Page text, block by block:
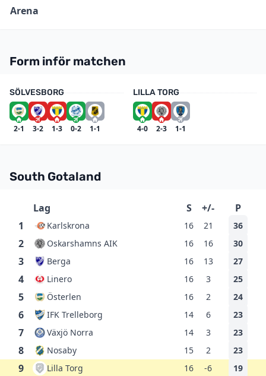
Arena
Form inför matchen
SÖLVESBORG
2-1 3-2 1-3 0-2 1-1
LILLA TORG
4-0 2-3 1-1
South Gotaland
Lag S +/-
P
1
Karlskrona 16 21 36
2 Oskarshamns AIK 16 16 30
3 Berga 16 13 27
4 Linero 16 3 25
5 Österlen 16 2 24
6 IFK Trelleborg 14 6 23
7 Växjö Norra 14 3 23
8 Nosaby 15 2 23
9 Lilla Torg 16 -6 19